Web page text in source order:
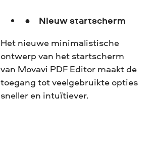
Nieuw startscherm
Het nieuwe minimalistische
ontwerp van het startscherm
van Movavi PDF Editor maakt de
toegang tot veelgebruikte opties
sneller en intuïtiever.